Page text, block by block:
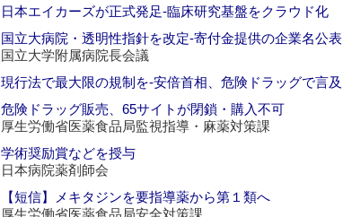
日本エイカーズが正式発足‐臨床研究基盤をクラウド化
国立大病院・透明性指針を改定‐寄付金提供の企業名公表
国立大学附属病院長会議
現行法で最大限の規制を‐安倍首相、危険ドラッグで言及
危険ドラッグ販売、65サイトが閉鎖・購入不可
厚生労働省医薬食品局監視指導・麻薬対策課
学術奨励賞などを授与
日本病院薬剤師会
【短信】メキタジンを要指導薬から第１類へ
厚生労働省医薬食品局安全対策課